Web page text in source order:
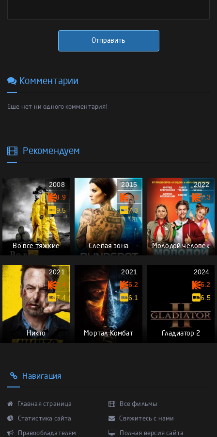
Отправить
Комментарии
Еще нет ни одного комментария!
Рекомендуем
Во все тяжкие
2008
8.9
9.5
Слепая зона
2015
7.0
7.3
Молодой человек
2022
7.3
Никто
2021
7.4
7.4
Мортал Комбат
2021
6.2
6.1
Гладиатор 2
2024
6.2
6.5
Навигация
Главная страница Все фильмы
Статистика сайта Свяжитесь с нами
Правообладателям Полная версия сайта